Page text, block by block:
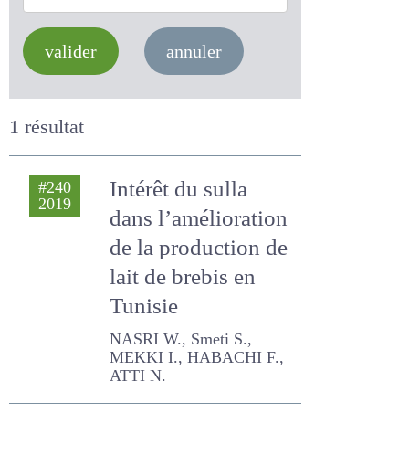
valider annuler
1 résultat
#240
Intérêt du sulla
dans l’amélioration
de la production de
lait de brebis en
Tunisie
NASRI W., Smeti S., MEKKI I.,
HABACHI F., ATTI N.